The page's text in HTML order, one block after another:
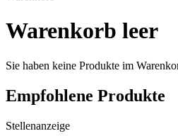
Warenkorb leer
Sie haben keine Produkte im
Empfohlene Produkte
Stellenanzeige